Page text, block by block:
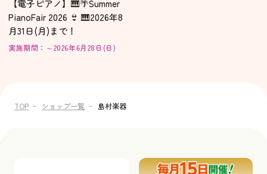
【電子ピアノ】🎹🌴Summer
PianoFair 2026 👙 🎹2026年8
月31日(月)まで！
実施期間：～2026年6月28日(日)
TOP ショップ一覧 島村楽器